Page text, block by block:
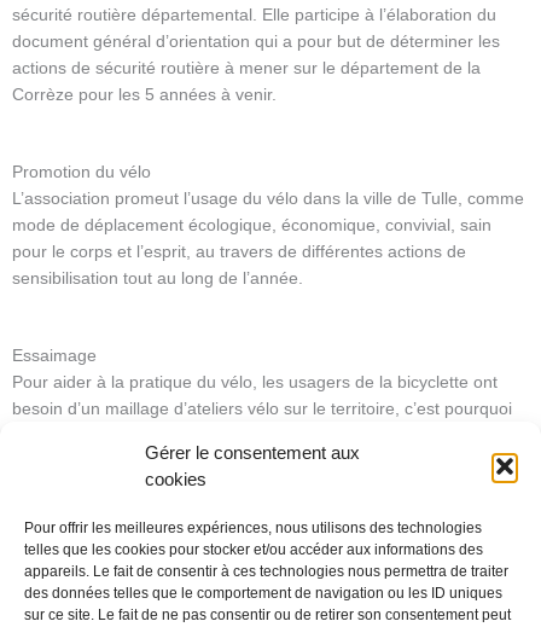
Gérer le consentement aux
cookies
Pour offrir les meilleures expériences, nous utilisons des technologies
telles que les cookies pour stocker et/ou accéder aux informations des
appareils. Le fait de consentir à ces technologies nous permettra de traiter
des données telles que le comportement de navigation ou les ID uniques
sur ce site. Le fait de ne pas consentir ou de retirer son consentement peut
sécurité routière départemental. Elle participe à l’élaboration du
document général d’orientation qui a pour but de déterminer les
actions de sécurité routière à mener sur le département de la
Corrèze pour les 5 années à venir.
Promotion du vélo
L’association promeut l’usage du vélo dans la ville de Tulle, comme
mode de déplacement écologique, économique, convivial, sain
pour le corps et l’esprit, au travers de différentes actions de
sensibilisation tout au long de l’année.
Essaimage
Pour aider à la pratique du vélo, les usagers de la bicyclette ont
besoin d’un maillage d’ateliers vélo sur le territoire, c’est pourquoi
Nous pouvons dispenser des conseils techniques, de la formation à
pièces ou la construction d’un poste de réparation.